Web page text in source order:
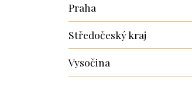
Praha
Středočeský kraj
Vysočina